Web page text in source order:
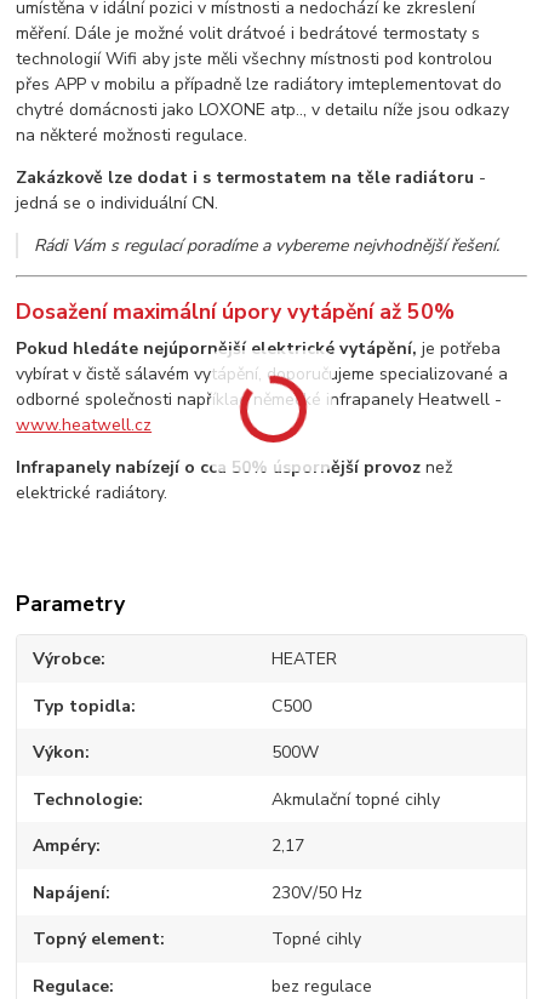
umístěna v idální pozici v místnosti a nedochází ke zkreslení
měření. Dále je možné volit drátvoé i bedrátové termostaty s
technologií Wifi aby jste měli všechny místnosti pod kontrolou
přes APP v mobilu a případně lze radiátory imteplementovat do
chytré domácnosti jako LOXONE atp.., v detailu níže jsou odkazy
na některé možnosti regulace.
Zakázkově lze dodat i s termostatem na těle radiátoru -
jedná se o individuální CN.
Rádi Vám s regulací poradíme a vybereme nejvhodnější řešení.
Dosažení maximální úpory vytápění až 50%
Pokud hledáte nejúpornější elektrické vytápění, je potřeba
vybírat v čistě sálavém vytápění, doporučujeme specializované a
odborné společnosti například německé infrapanely Heatwell -
www.heatwell.cz
Infrapanely nabízejí o cca 50% úspornější provoz než
elektrické radiátory.
Parametry
Výrobce HEATER
Typ topidla C500
Výkon 500W
Technologie Akmulační topné cihly
Ampéry 2,17
Napájení 230V/50 Hz
Topný element Topné cihly
Regulace bez regulace